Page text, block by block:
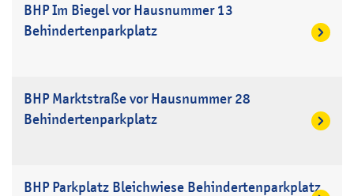
BHP Im Biegel vor Hausnummer 13
Behindertenparkplatz
BHP Marktstraße vor Hausnummer 28
Behindertenparkplatz
BHP Parkplatz Bleichwiese Behindertenparkplatz